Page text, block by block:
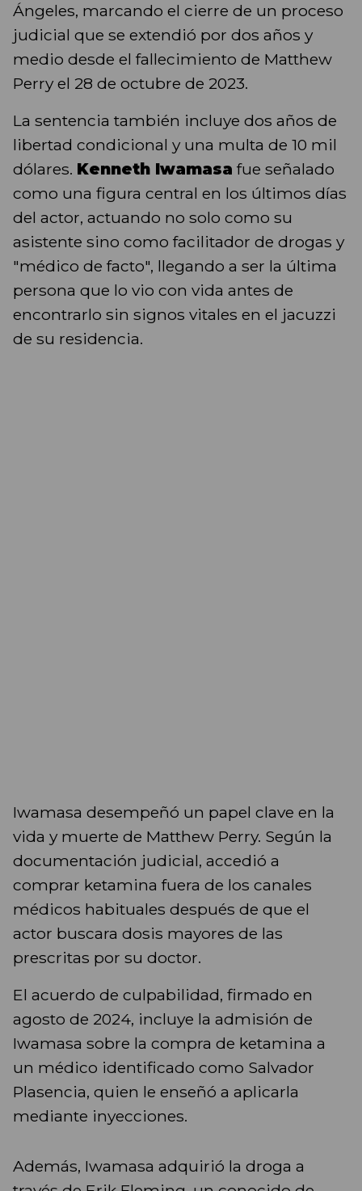
Ángeles, marcando el cierre de un proceso
judicial que se extendió por dos años y
medio desde el fallecimiento de Matthew
Perry el 28 de octubre de 2023.
La sentencia también incluye dos años de
libertad condicional y una multa de 10 mil
dólares. Kenneth Iwamasa fue señalado
como una figura central en los últimos días
del actor, actuando no solo como su
asistente sino como facilitador de drogas y
"médico de facto", llegando a ser la última
persona que lo vio con vida antes de
encontrarlo sin signos vitales en el jacuzzi
de su residencia.
Iwamasa desempeñó un papel clave en la
vida y muerte de Matthew Perry. Según la
documentación judicial, accedió a
comprar ketamina fuera de los canales
médicos habituales después de que el
actor buscara dosis mayores de las
prescritas por su doctor.
El acuerdo de culpabilidad, firmado en
agosto de 2024, incluye la admisión de
Iwamasa sobre la compra de ketamina a
un médico identificado como Salvador
Plasencia, quien le enseñó a aplicarla
mediante inyecciones.
Además, Iwamasa adquirió la droga a